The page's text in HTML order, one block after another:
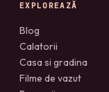
EXPLOREAZĂ
Blog
Calatorii
Casa si gradina
Filme de vazut